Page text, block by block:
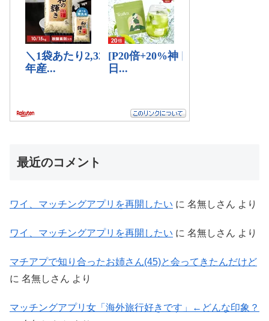
最近のコメント
ワイ、マッチングアプリを再開したい に 名無しさん より
ワイ、マッチングアプリを再開したい に 名無しさん より
マチアプで知り合ったお姉さん(45)と会ってきたんだけど
に 名無しさん より
マッチングアプリ女「海外旅行好きです」←どんな印象？